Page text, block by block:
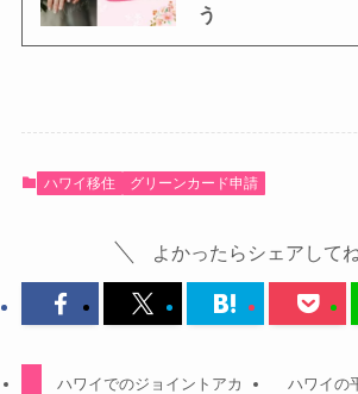
う
ハワイ移住 グリーンカード申請
よかったらシェアしてね
ハワイでのジョイントアカ
ハワイの